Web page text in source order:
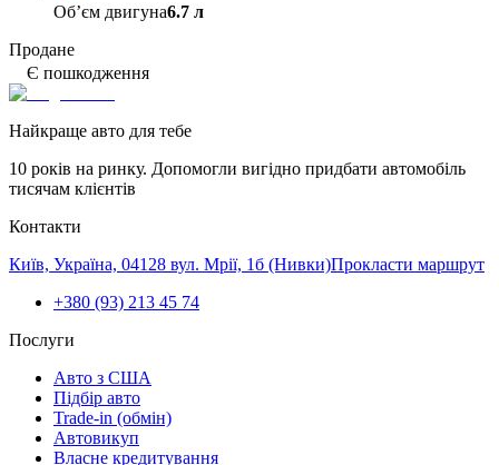
Обʼєм двигуна6.7 л
Продане
Є пошкодження
Найкраще авто для тебе
10 років на ринку. Допомогли вигідно придбати автомобіль
тисячам клієнтів
Контакти
Київ, Україна, 04128 вул. Мрії, 1б (Нивки)Прокласти маршрут
+380 (93) 213 45 74
Послуги
Авто з США
Підбір авто
Trade-in (обмін)
Автовикуп
Власне кредитування